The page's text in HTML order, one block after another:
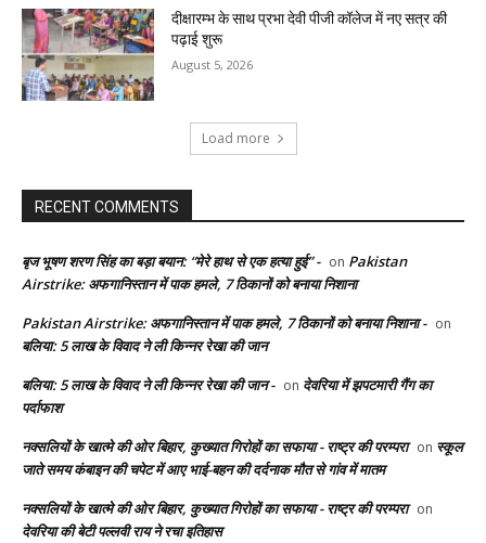
दीक्षारम्भ के साथ प्रभा देवी पीजी कॉलेज में नए सत्र की
पढ़ाई शुरू
August 5, 2026
Load more
RECENT COMMENTS
बृज भूषण शरण सिंह का बड़ा बयान: “मेरे हाथ से एक हत्या हुई” - on Pakistan
Airstrike: अफगानिस्तान में पाक हमले, 7 ठिकानों को बनाया निशाना
Pakistan Airstrike: अफगानिस्तान में पाक हमले, 7 ठिकानों को बनाया निशाना - on
बलिया: 5 लाख के विवाद ने ली किन्नर रेखा की जान
बलिया: 5 लाख के विवाद ने ली किन्नर रेखा की जान - on देवरिया में झपटमारी गैंग का
पर्दाफाश
नक्सलियों के खात्मे की ओर बिहार, कुख्यात गिरोहों का सफाया - राष्ट्र की परम्परा on स्कूल
जाते समय कंबाइन की चपेट में आए भाई-बहन की दर्दनाक मौत से गांव में मातम
नक्सलियों के खात्मे की ओर बिहार, कुख्यात गिरोहों का सफाया - राष्ट्र की परम्परा on
देवरिया की बेटी पल्लवी राय ने रचा इतिहास